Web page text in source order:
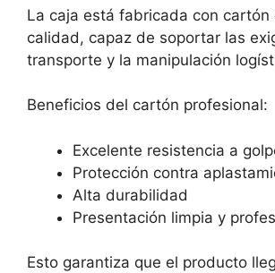
La caja está fabricada con cartón
calidad, capaz de soportar las
transporte y la manipulación
Beneficios del cartón profesional:
Excelente resistencia a
Protección contra
Alta durabilidad
Presentación limpia y
Esto garantiza que el producto